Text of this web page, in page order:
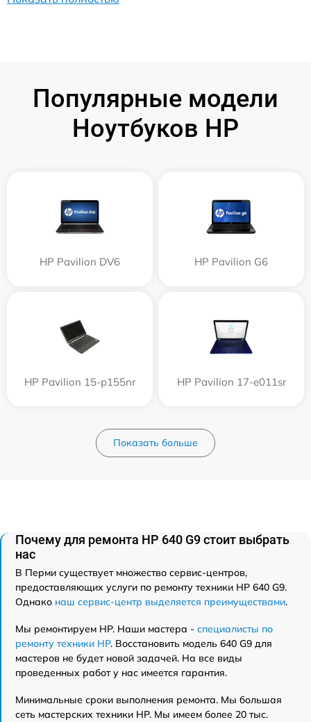
Популярные модели
Ноутбуков HP
HP Pavilion DV6 HP Pavilion G6
HP Pavilion 15-p155nr HP Pavilion 17-e011sr
Показать больше
Почему для ремонта HP 640 G9 стоит выбрать
нас
В Перми существует множество сервис-центров,
предоставляющих услуги по ремонту техники HP 640 G9.
Однако наш сервис-центр выделяется преимуществами.
Мы ремонтируем HP. Наши мастера - специалисты по
ремонту техники HP. Восстановить модель 640 G9 для
мастеров не будет новой задачей. На все виды
проведенных работ у нас имеется гарантия.
Минимальные сроки выполнения ремонта. Мы большая
сеть мастерских техники HP. Мы имеем более 20 тыс.